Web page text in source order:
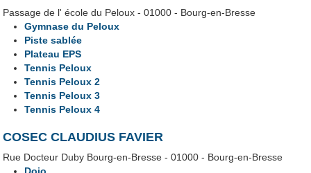
Passage de l' école du Peloux - 01000 - Bourg-en-Bresse
Gymnase du Peloux
Piste sablée
Plateau EPS
Tennis Peloux
Tennis Peloux 2
Tennis Peloux 3
Tennis Peloux 4
COSEC CLAUDIUS FAVIER
Rue Docteur Duby Bourg-en-Bresse - 01000 - Bourg-en-Bresse
Dojo